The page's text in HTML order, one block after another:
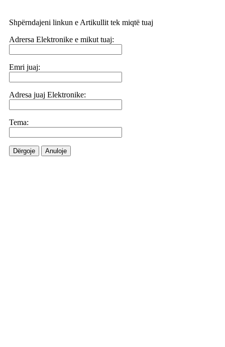
Shpërndajeni linkun e Artikullit tek miqtë tuaj
Adrersa Elektronike e mikut tuaj:
Emri juaj:
Adresa juaj Elektronike:
Tema:
Dërgoje Anuloje